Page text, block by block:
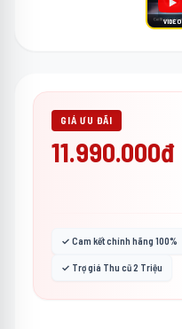
VIDEO
GIÁ ƯU ĐÃI
11.990.000đ
✓ Cam kết chính hãng 100%
✓ Trợ giá Thu cũ 2 Triệu